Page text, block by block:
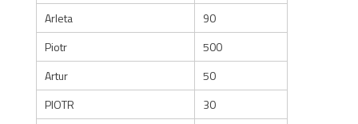
Arleta
90
Piotr
500
Artur
50
PIOTR
30